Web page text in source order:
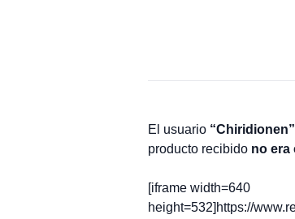
El usuario “Chiridionen”
producto recibido no era
[iframe width=640
height=532]https://